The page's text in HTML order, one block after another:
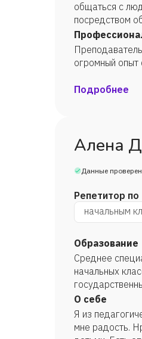
общаться с
посредством
нахожу общий
огромный опыт
Подробнее
Алена
Данные
Репетитор по
начальным
Образование
Среднее
начальных
О себе
Я из
мне радость.